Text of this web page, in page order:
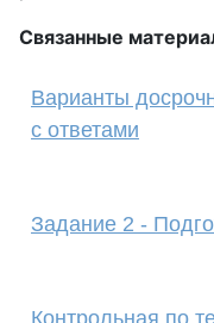
Связанные
Варианты
с ответами
Задание 2 -
Контрольная по